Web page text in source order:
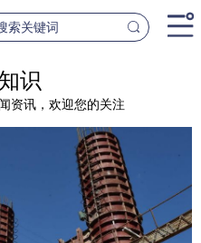
识
资讯，欢迎您的关注